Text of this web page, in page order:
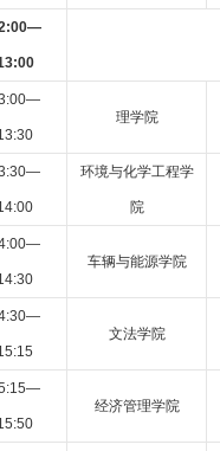
理学院
环境与化学工程学
院
车辆与能源学院
文法学院
经济管理学院